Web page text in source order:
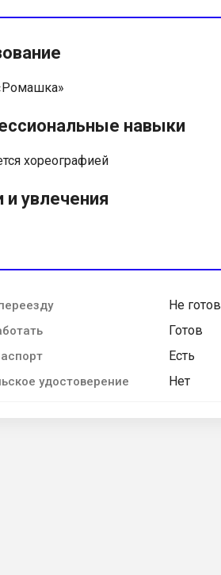
навыки
хореографией
и увлечения
Не готов
Готов
Есть
удостоверение Нет